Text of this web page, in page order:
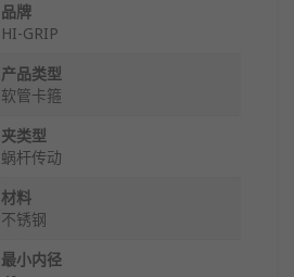
品牌
HI-GRIP
产品类型
软管卡箍
夹类型
蜗杆传动
材料
不锈钢
最小内径